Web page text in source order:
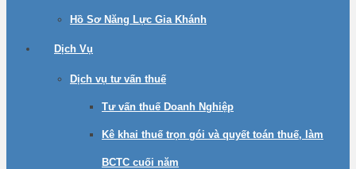
Hồ Sơ Năng Lực Gia Khánh
Dịch Vụ
Dịch vụ tư vấn thuế
Tư vấn thuế Doanh Nghiệp
Kê khai thuế trọn gói và quyết toán thuế, làm
BCTC cuối năm